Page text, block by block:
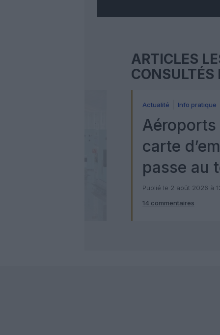
ARTICLES
CONSULTÉS
Actualité Info pratique
carte
passe au
Check
Publié le 2 août 2026 à
14 commentaires